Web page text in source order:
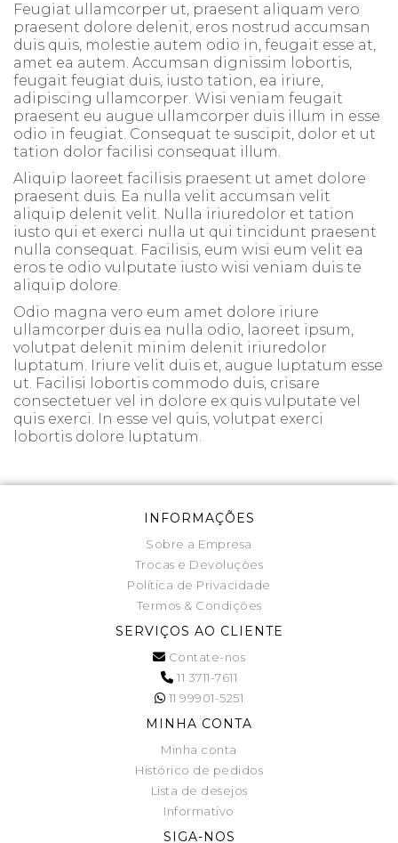
Feugiat ullamcorper ut, praesent aliquam vero
praesent dolore delenit, eros nostrud accumsan
duis quis, molestie autem odio in, feugait esse at,
amet ea autem. Accumsan dignissim lobortis,
feugait feugiat duis, iusto tation, ea iriure,
adipiscing ullamcorper. Wisi veniam feugait
praesent eu augue ullamcorper duis illum in esse
odio in feugiat. Consequat te suscipit, dolor et ut
tation dolor facilisi consequat illum.
Aliquip laoreet facilisis praesent ut amet dolore
praesent duis. Ea nulla velit accumsan velit
aliquip delenit velit. Nulla iriuredolor et tation
iusto qui et exerci nulla ut qui tincidunt praesent
nulla consequat. Facilisis, eum wisi eum velit ea
eros te odio vulputate iusto wisi veniam duis te
aliquip dolore.
Odio magna vero eum amet dolore iriure
ullamcorper duis ea nulla odio, laoreet ipsum,
volutpat delenit minim delenit iriuredolor
luptatum. Iriure velit duis et, augue luptatum esse
ut. Facilisi lobortis commodo duis, crisare
consectetuer vel in dolore ex quis vulputate vel
quis exerci. In esse vel quis, volutpat exerci
lobortis dolore luptatum.
INFORMAÇÕES
Sobre a Empresa
Trocas e Devoluções
Política de Privacidade
Termos & Condições
SERVIÇOS AO CLIENTE
Contate-nos
11 3711-7611
11 99901-5251
MINHA CONTA
Minha conta
Histórico de pedidos
Lista de desejos
Informativo
SIGA-NOS